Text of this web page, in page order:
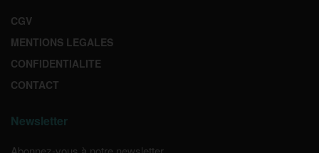
CGV
MENTIONS LEGALES
CONFIDENTIALITE
CONTACT
Newsletter